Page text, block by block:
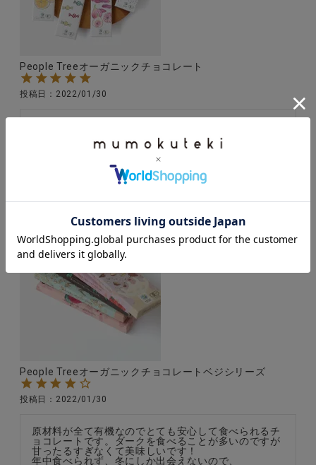
People Treeオーガニックチョコレート
投稿日 2022/01/30
ます！どれも美味しくておすすめです。
プレゼントに何個が渡すと必ず喜ばれるます！
People Treeオーガニックチョコレートベジシリーズ
投稿日 2022/01/30
原材料が全て有機なのでとても安心して食べられるチ
ョコレートです。ダークを食べることが多いのですが
甘ったるすぎなくて美味しいです！
年中食べられず、冬にしか出会えないので、